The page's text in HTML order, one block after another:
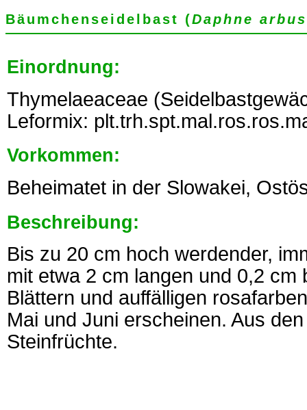
Bäumchenseidelbast (Daphne
Einordnung:
Thymelaeaceae
Leformix:
Vorkommen:
Beheimatet in der Slowakei,
Beschreibung:
Bis zu 20 cm hoch werdender,
mit etwa 2 cm langen und 0,2 cm
Blättern und auffälligen
Mai und Juni erscheinen. Aus
Steinfrüchte.